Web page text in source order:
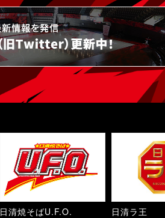
日清焼そばU.F.O. 日清ラ王